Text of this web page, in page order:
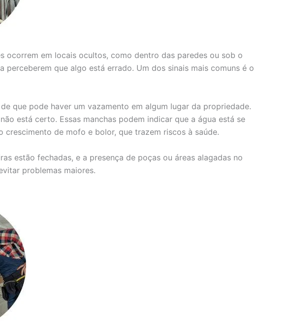
ocorrem em locais ocultos, como dentro das paredes ou sob o
que algo está errado. Um dos sinais mais comuns é o
que pode haver um vazamento em algum lugar da propriedade.
está certo. Essas manchas podem indicar que a água está se
de mofo e bolor, que trazem riscos à saúde.
estão fechadas, e a presença de poças ou áreas alagadas no
problemas maiores.